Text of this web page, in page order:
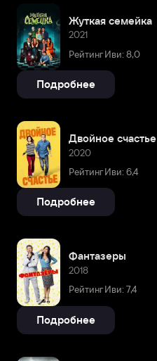
Жуткая семейка
2021
Рейтинг Иви: 8,0
Подробнее
Двойное счастье
2020
Рейтинг Иви: 6,4
Подробнее
Фантазеры
2018
Рейтинг Иви: 7,4
Подробнее